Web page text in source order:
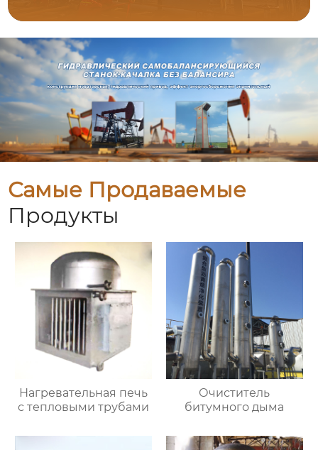
Самые Продаваемые
Продукты
Нагревательная печь
с тепловыми трубами
Очиститель
битумного дыма